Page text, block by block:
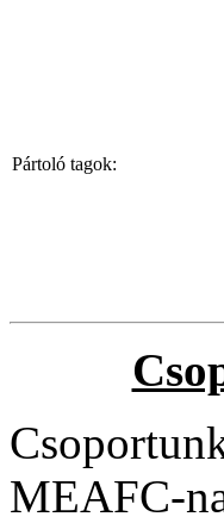
Pártoló tagok:
MEAFC-